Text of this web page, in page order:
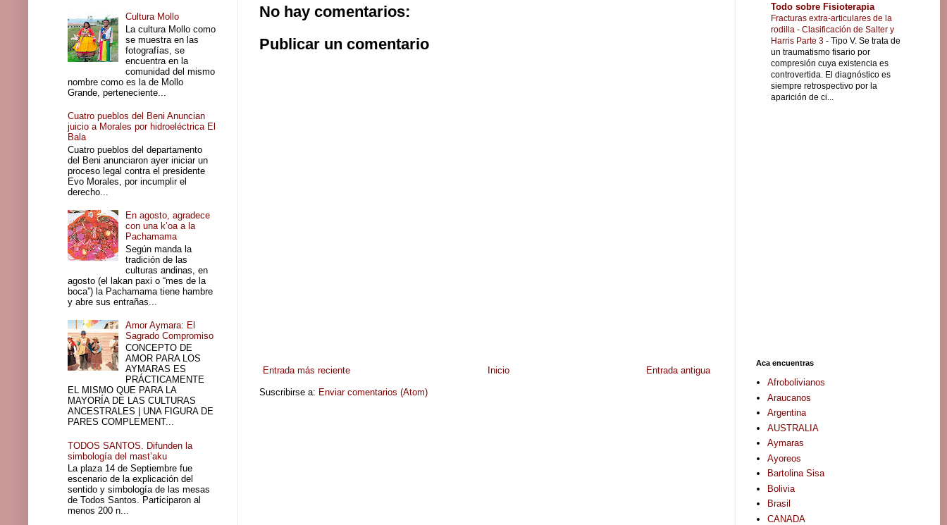
No hay comentarios:
Publicar un comentario
Entrada más reciente Entrada antigua
Inicio
Suscribirse a: Enviar comentarios (Atom)
Cultura Mollo
La cultura Mollo como
se muestra en las
fotografías, se
encuentra en la
comunidad del mismo
nombre como es la de Mollo
Grande, perteneciente...
Cuatro pueblos del Beni Anuncian
juicio a Morales por hidroeléctrica El
Bala
Cuatro pueblos del departamento
del Beni anunciaron ayer iniciar un
proceso legal contra el presidente
Evo Morales, por incumplir el
derecho...
En agosto, agradece
con una k’oa a la
Pachamama
Según manda la
tradición de las
culturas andinas, en
agosto (el lakan paxi o “mes de la
boca”) la Pachamama tiene hambre
y abre sus entrañas...
Amor Aymara: El
Sagrado Compromiso
CONCEPTO DE
AMOR PARA LOS
AYMARAS ES
PRÁCTICAMENTE
EL MISMO QUE PARA LA
MAYORÍA DE LAS CULTURAS
ANCESTRALES | UNA FIGURA DE
PARES COMPLEMENT...
TODOS SANTOS. Difunden la
simbología del mast’aku
La plaza 14 de Septiembre fue
escenario de la explicación del
sentido y simbología de las mesas
de Todos Santos. Participaron al
menos 200 n...
Todo sobre Fisioterapia
Fracturas extra-articulares de la
rodilla - Clasificación de Salter y
Harris Parte 3 - Tipo V. Se trata de
un traumatismo fisario por
compresión cuya existencia es
controvertida. El diagnóstico es
siempre retrospectivo por la
aparición de ci...
Aca encuentras
Afrobolivianos
Araucanos
Argentina
AUSTRALIA
Aymaras
Ayoreos
Bartolina Sisa
Bolivia
Brasil
CANADA